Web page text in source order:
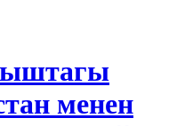
менен